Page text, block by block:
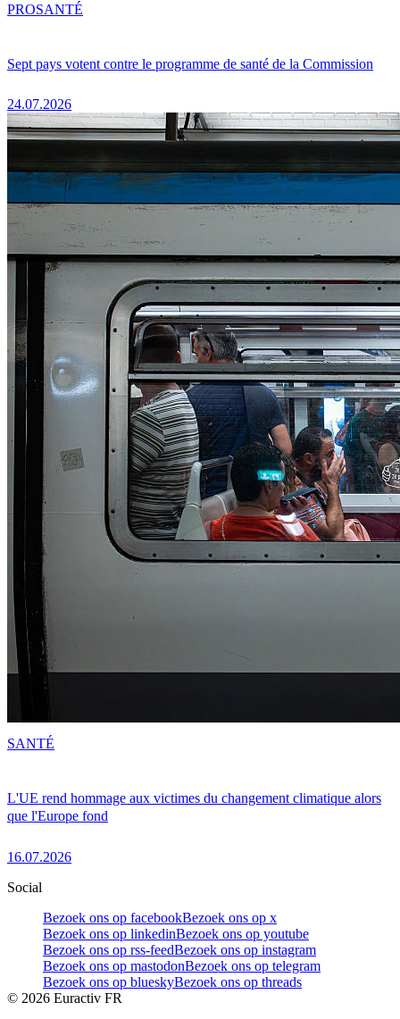
Sept pays votent contre le programme de santé de la Commission
24.07.2026
PROSANTÉ
L'UE rend hommage aux victimes du changement climatique alors
que l'Europe fond
16.07.2026
SANTÉ
Social
Bezoek ons op facebookBezoek ons op x
Bezoek ons op linkedinBezoek ons op youtube
Bezoek ons op rss-feedBezoek ons op instagram
Bezoek ons op mastodonBezoek ons op telegram
Bezoek ons op blueskyBezoek ons op threads
© 2026 Euractiv FR